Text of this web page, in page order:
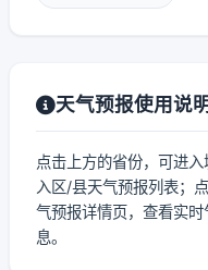
天气预报使用说明
点击上方的省份，可进
入区/县天气预报列表；
气预报详情页，查看实
息。